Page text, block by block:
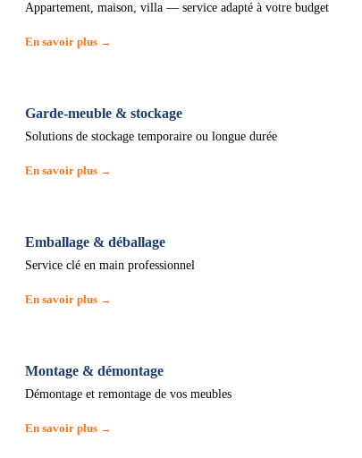
Appartement, maison, villa — service adapté à votre budget
En savoir plus →
Garde-meuble & stockage
Solutions de stockage temporaire ou longue durée
En savoir plus →
Emballage & déballage
Service clé en main professionnel
En savoir plus →
Montage & démontage
Démontage et remontage de vos meubles
En savoir plus →